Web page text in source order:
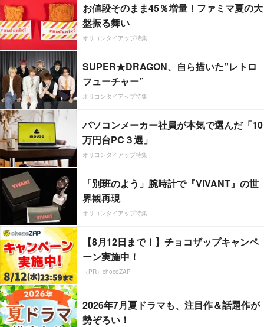
お値段そのまま45％増量！ファミマ夏の大
盤振る舞い
オリコンタイアップ特集
SUPER★DRAGON、自ら描いた”レトロ
フューチャー”
オリコンタイアップ特集
パソコンメーカー社員が本気で選んだ「10
万円台PC３選」
オリコンタイアップ特集
「別班のよう」腕時計で『VIVANT』の世
界観再現
オリコンタイアップ特集
【8月12日まで！】チョコザップキャンペ
ーン実施中！
（PR）chocoZAP
2026年7月夏ドラマも、注目作＆話題作が
勢ぞろい！